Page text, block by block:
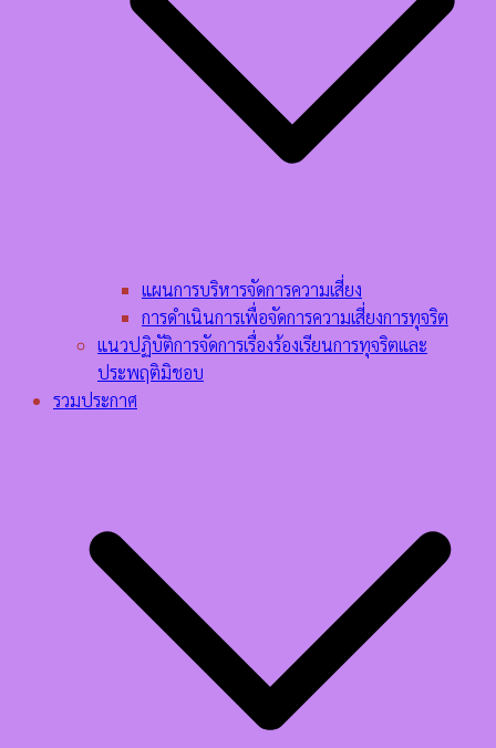
แผนการบริหารจัดการความเสี่ยง
การดำเนินการเพื่อจัดการความเสี่ยงการทุจริต
แนวปฏิบัติการจัดการเรื่องร้องเรียนการทุจริตและ
ประพฤติมิชอบ
รวมประกาศ